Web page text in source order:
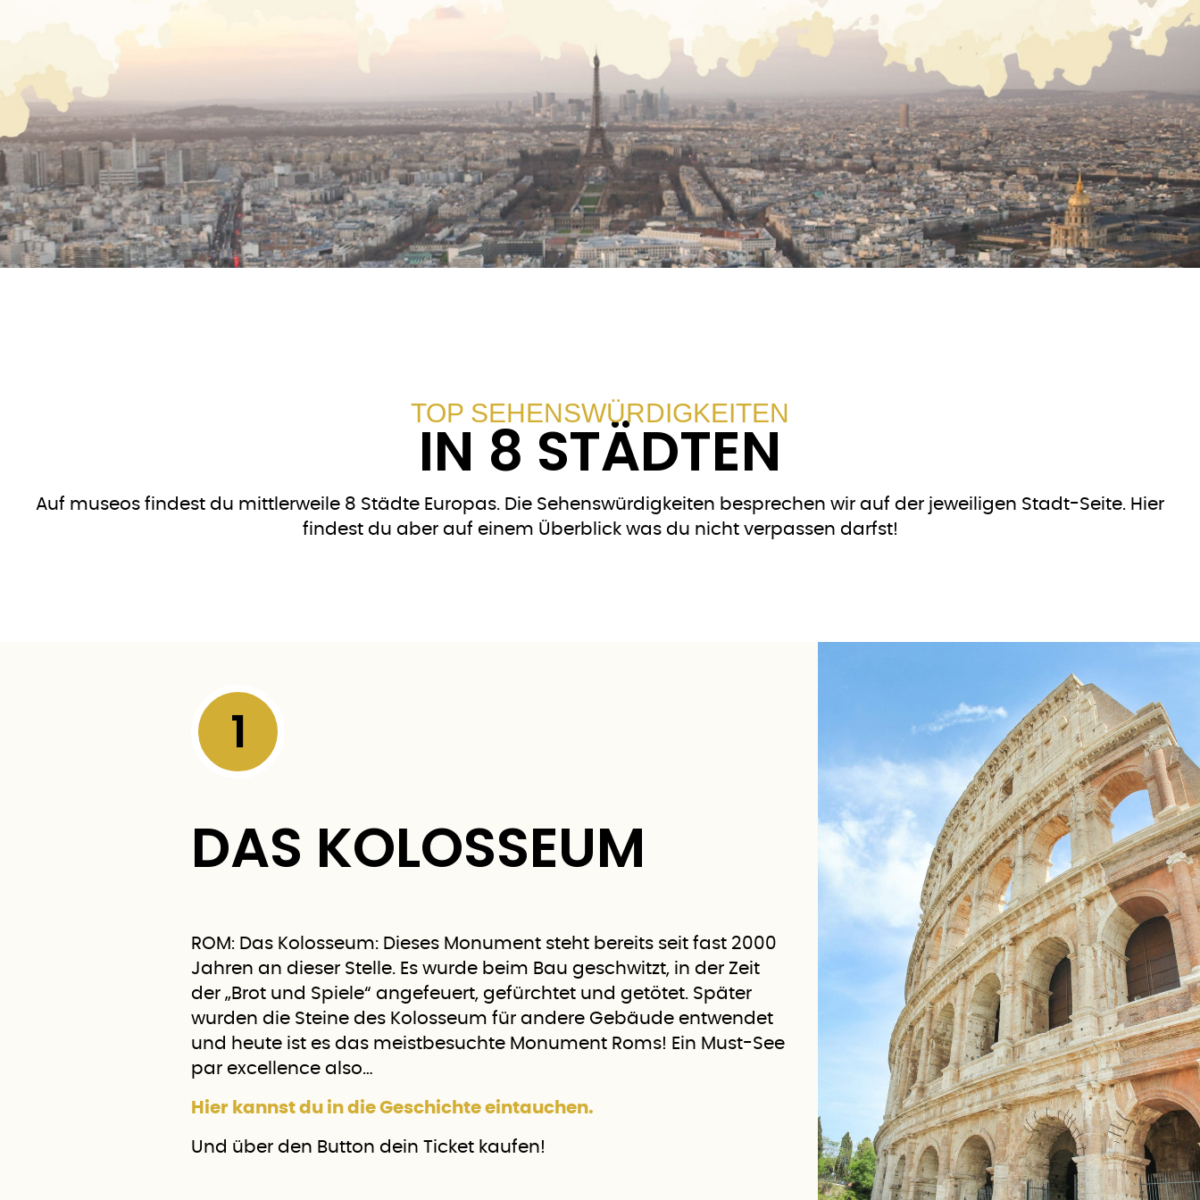
TOP SEHENSWÜRDIGKEITEN
IN 8 STÄDTEN
Auf museos findest du mittlerweile 8 Städte Europas. Die Sehenswürdigkeiten besprechen wir auf der jeweiligen Stadt-Seite. Hier
findest du aber auf einem Überblick was du nicht verpassen darfst!
1
DAS KOLOSSEUM
ROM: Das Kolosseum: Dieses Monument steht bereits seit fast 2000
Jahren an dieser Stelle. Es wurde beim Bau geschwitzt, in der Zeit
der „Brot und Spiele“ angefeuert, gefürchtet und getötet. Später
wurden die Steine des Kolosseum für andere Gebäude entwendet
und heute ist es das meistbesuchte Monument Roms! Ein Must-See
par excellence also…
Hier kannst du in die Geschichte eintauchen.
Und über den Button dein Ticket kaufen!